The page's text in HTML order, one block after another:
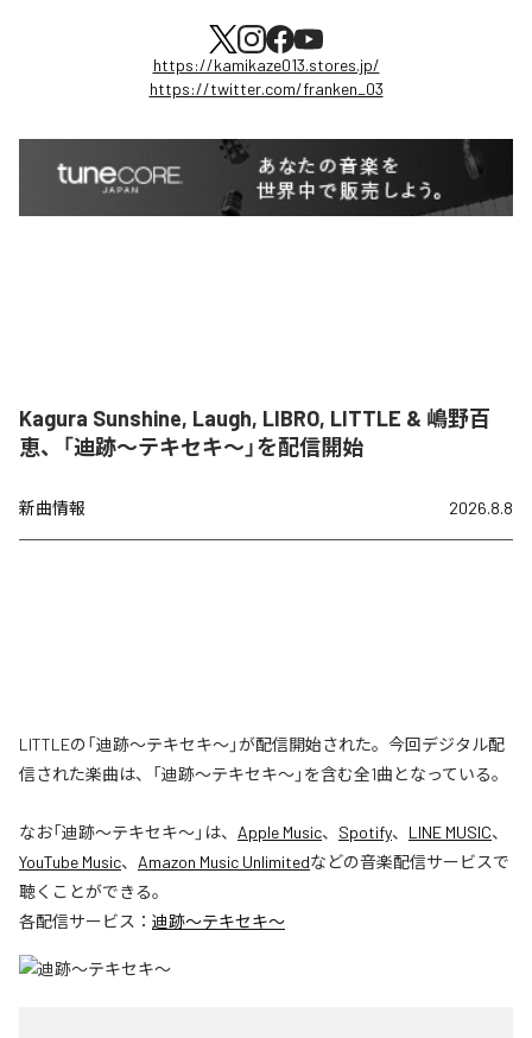
https://kamikaze013.stores.jp/
https://twitter.com/franken_03
Kagura Sunshine, Laugh, LIBRO, LITTLE & 嶋野百
恵、「迪跡〜テキセキ〜」を配信開始
新曲情報 2026.8.8
LITTLEの「迪跡〜テキセキ〜」が配信開始された。今回デジタル配
信された楽曲は、「迪跡〜テキセキ〜」を含む全1曲となっている。
なお「迪跡〜テキセキ〜」は、 Apple Music、 Spotify、 LINE MUSIC、
YouTube Music、 Amazon Music Unlimitedなどの音楽配信サービスで
聴くことができる。
各配信サービス： 迪跡〜テキセキ〜